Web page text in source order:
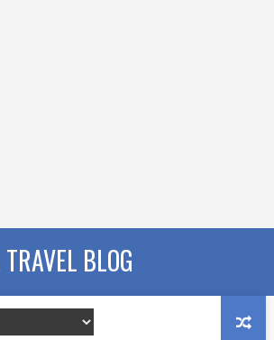
BLOG